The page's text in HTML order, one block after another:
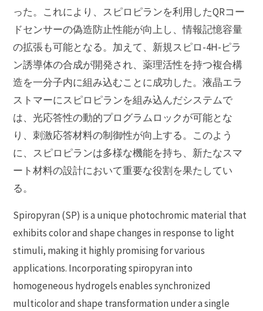
った。これにより、スピロピランを利用したQRコー
ドセンサーの偽造防止性能が向上し、情報記憶容量
の拡張も可能となる。加えて、新規スピロ-4H-ピラ
ン誘導体の合成が開発され、薬理活性を持つ複合構
造を一分子内に組み込むことに成功した。液晶エラ
ストマーにスピロピランを組み込んだシステムで
は、光応答性の動的プログラムロックが可能とな
り、刺激応答材料の制御性が向上する。このよう
に、スピロピランは多様な機能を持ち、新たなスマ
ート材料の設計において重要な役割を果たしてい
る。
Spiropyran (SP) is a unique photochromic material that
exhibits color and shape changes in response to light
stimuli, making it highly promising for various
applications. Incorporating spiropyran into
homogeneous hydrogels enables synchronized
multicolor and shape transformation under a single